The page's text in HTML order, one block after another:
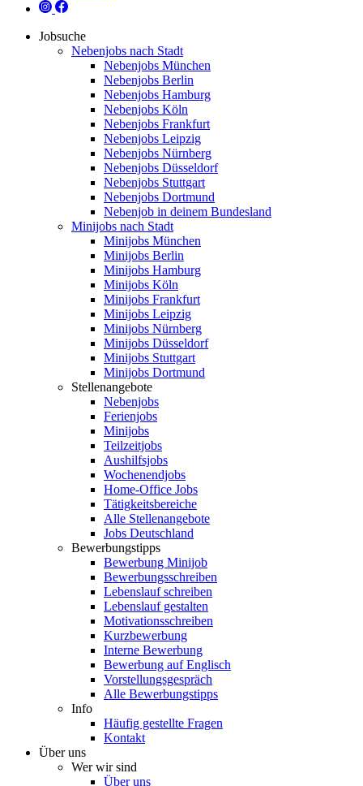
Jobsuche
Nebenjobs nach Stadt
Nebenjobs München
Nebenjobs Berlin
Nebenjobs Hamburg
Nebenjobs Köln
Nebenjobs Frankfurt
Nebenjobs Leipzig
Nebenjobs Nürnberg
Nebenjobs Düsseldorf
Nebenjobs Stuttgart
Nebenjobs Dortmund
Nebenjob in deinem Bundesland
Minijobs nach Stadt
Minijobs München
Minijobs Berlin
Minijobs Hamburg
Minijobs Köln
Minijobs Frankfurt
Minijobs Leipzig
Minijobs Nürnberg
Minijobs Düsseldorf
Minijobs Stuttgart
Minijobs Dortmund
Stellenangebote
Nebenjobs
Ferienjobs
Minijobs
Teilzeitjobs
Aushilfsjobs
Wochenendjobs
Home-Office Jobs
Tätigkeitsbereiche
Alle Stellenangebote
Jobs Deutschland
Bewerbungstipps
Bewerbung Minijob
Bewerbungsschreiben
Lebenslauf schreiben
Lebenslauf gestalten
Motivationsschreiben
Kurzbewerbung
Interne Bewerbung
Bewerbung auf Englisch
Vorstellungsgespräch
Alle Bewerbungstipps
Info
Häufig gestellte Fragen
Kontakt
Über uns
Wer wir sind
Über uns